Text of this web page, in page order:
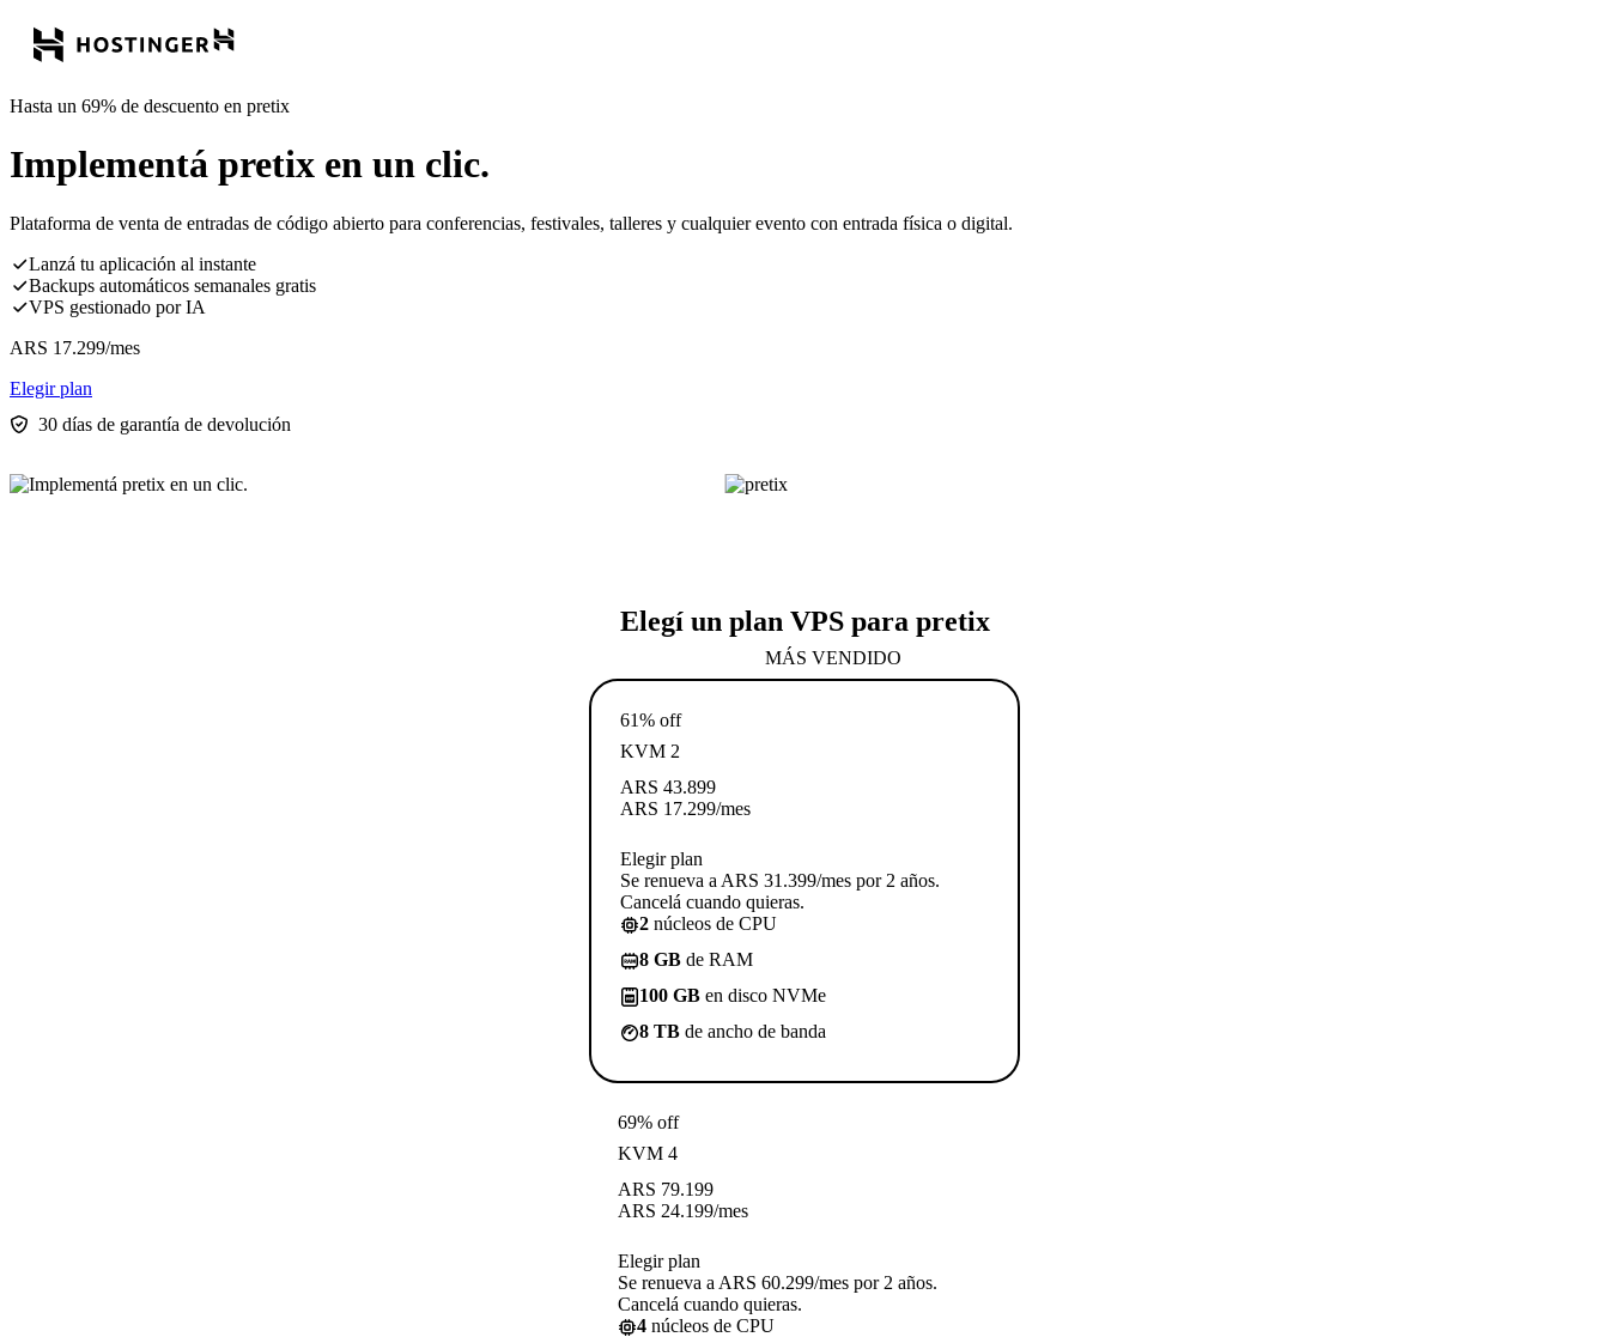
Hasta un 69% de descuento en pretix
Implementá pretix en un clic.
Plataforma de venta de entradas de código abierto para conferencias, festivales, talleres y cualquier evento con entrada física o digital.
Lanzá tu aplicación al instante
Backups automáticos semanales gratis
VPS gestionado por IA
ARS 17.299/mes
Elegir plan
30 días de garantía de devolución
Elegí un plan VPS para pretix
MÁS VENDIDO
61% off
KVM 2
ARS 43.899
ARS 17.299/mes
Elegir plan
Se renueva a ARS 31.399/mes por 2 años.
Cancelá cuando quieras.
2 núcleos de CPU
8 GB de RAM
100 GB en disco NVMe
8 TB de ancho de banda
69% off
KVM 4
ARS 79.199
ARS 24.199/mes
Elegir plan
Se renueva a ARS 60.299/mes por 2 años.
Cancelá cuando quieras.
4 núcleos de CPU